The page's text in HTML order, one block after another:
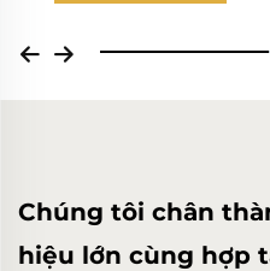
Chúng tôi chân
hiệu lớn cùng hợp